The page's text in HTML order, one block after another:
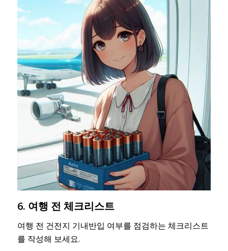
6. 여행 전 체크리스트
여행 전 건전지 기내반입 여부를 점검하는 체크리스트
를 작성해 보세요.